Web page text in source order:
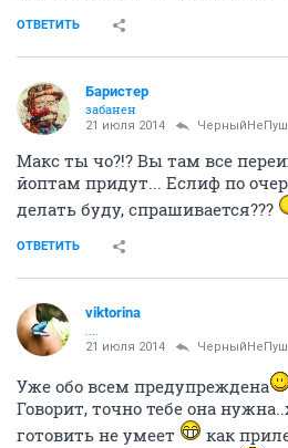
ОТВЕТИТЬ
Баристер
забанен
21 июля 2014
Макс ты чо?!? Вы там все
йоптам придут... Еслиф по
делать буду, спрашивается???
ОТВЕТИТЬ
viktorina
21 июля 2014
Уже обо всем предупреждена
Говорит, точно тебе она
готовить не умеет
как